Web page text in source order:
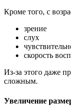
Кроме того, с
зрение
слух
скорость
Из-за этого даже
сложным.
Увеличение